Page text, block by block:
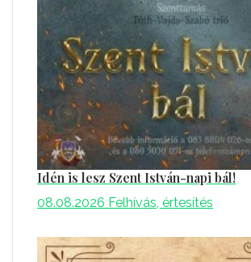
Idén is lesz Szent István-napi bál!
08.08.2026 Felhívás, értesítés